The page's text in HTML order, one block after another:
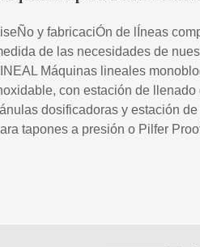
y fabricaciÓn de lÍneas
de las necesidades de
Máquinas lineales
con estación de llenado
dosificadoras y estación
tapones a presión o Pilfer